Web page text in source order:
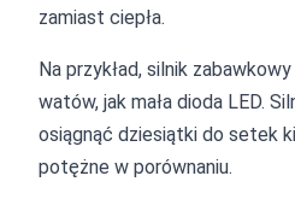
zamiast ciepła.
Na przykład, silnik
watów, jak mała dioda LED.
osiągnąć dziesiątki do setek
potężne w porównaniu.